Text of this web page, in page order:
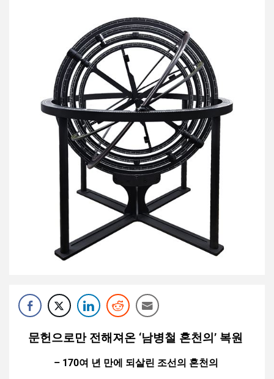
문헌으로만 전해져온 ‘남병철 혼천의’ 복원
– 170여 년 만에 되살린 조선의 혼천의